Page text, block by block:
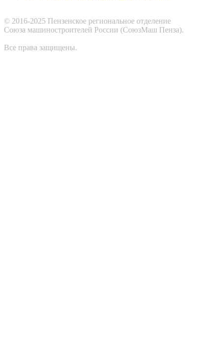
© 2016-2025 Пензенское региональное отделение
Cоюза машиностроителей России (СоюзМаш Пенза).
Все права защищены.